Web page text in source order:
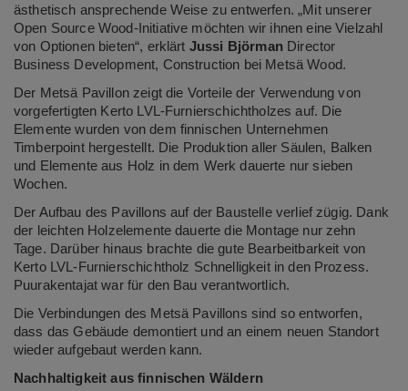
ästhetisch ansprechende Weise zu entwerfen. „Mit unserer
Open Source Wood-Initiative möchten wir ihnen eine Vielzahl
von Optionen bieten“, erklärt Jussi BjörmanDirector
Business Development, Construction bei Metsä Wood.
Der Metsä Pavillon zeigt die Vorteile der Verwendung von
vorgefertigten Kerto LVL-Furnierschichtholzes auf. Die
Elemente wurden von dem finnischen Unternehmen
Timberpoint hergestellt. Die Produktion aller Säulen, Balken
und Elemente aus Holz in dem Werk dauerte nur sieben
Wochen.
Der Aufbau des Pavillons auf der Baustelle verlief zügig. Dank
der leichten Holzelemente dauerte die Montage nur zehn
Tage. Darüber hinaus brachte die gute Bearbeitbarkeit von
Kerto LVL-Furnierschichtholz Schnelligkeit in den Prozess.
Puurakentajat war für den Bau verantwortlich.
Die Verbindungen des Metsä Pavillons sind so entworfen,
dass das Gebäude demontiert und an einem neuen Standort
wieder aufgebaut werden kann.
Nachhaltigkeit aus finnischen Wäldern